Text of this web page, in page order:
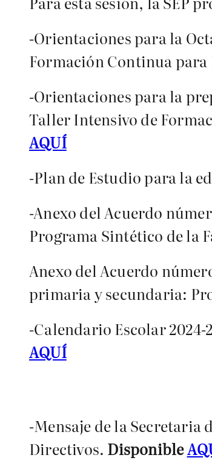
-Orientaciones para la
Formación Continua para
-Orientaciones para la
Taller Intensivo de
AQUÍ
-Plan de Estudio para la
-Anexo del Acuerdo
Programa Sintético de la
Anexo del Acuerdo
primaria y secundaria:
-Calendario Escolar
AQUÍ
-Mensaje de la Secretaria
Directivos. Disponible